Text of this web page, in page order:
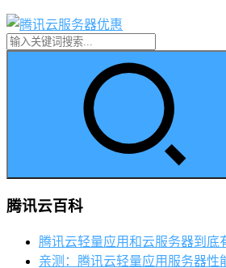
腾讯云百科
腾讯云轻量应用和云服务器到底
亲测：腾讯云轻量应用服务器性